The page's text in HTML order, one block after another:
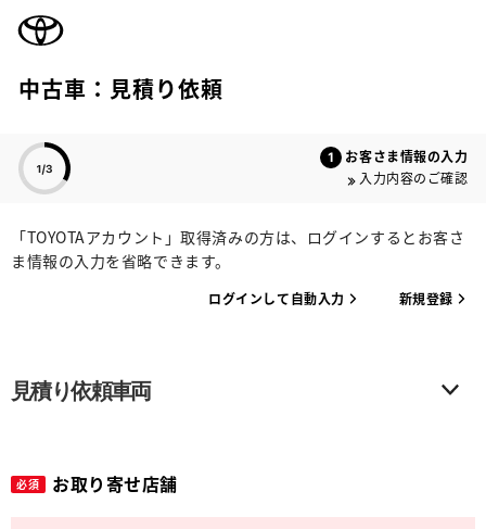
中古車：見積り依頼
お客さま情報の入力
入力内容のご確認
「TOYOTAアカウント」取得済みの方は、ログインするとお客さ
ま情報の入力を省略できます。
ログインして自動入力 新規登録
見積り依頼車両
必須 お取り寄せ店舗